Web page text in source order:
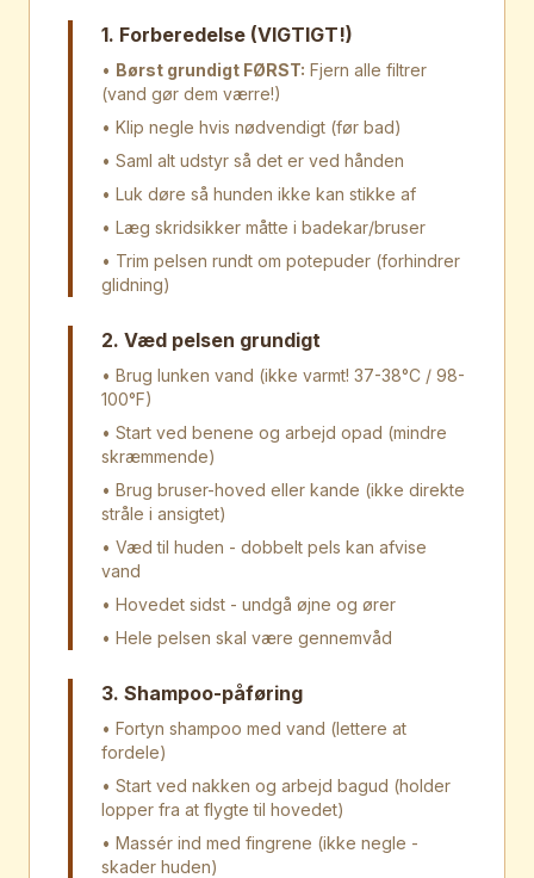
1. Forberedelse (VIGTIGT!)
• Børst grundigt FØRST: Fjern alle filtrer
(vand gør dem værre!)
• Klip negle hvis nødvendigt (før bad)
• Saml alt udstyr så det er ved hånden
• Luk døre så hunden ikke kan stikke af
• Læg skridsikker måtte i badekar/bruser
• Trim pelsen rundt om potepuder (forhindrer
glidning)
2. Væd pelsen grundigt
• Brug lunken vand (ikke varmt! 37-38°C / 98-
100°F)
• Start ved benene og arbejd opad (mindre
skræmmende)
• Brug bruser-hoved eller kande (ikke direkte
stråle i ansigtet)
• Væd til huden - dobbelt pels kan afvise
vand
• Hovedet sidst - undgå øjne og ører
• Hele pelsen skal være gennemvåd
3. Shampoo-påføring
• Fortyn shampoo med vand (lettere at
fordele)
• Start ved nakken og arbejd bagud (holder
lopper fra at flygte til hovedet)
• Massér ind med fingrene (ikke negle -
skader huden)